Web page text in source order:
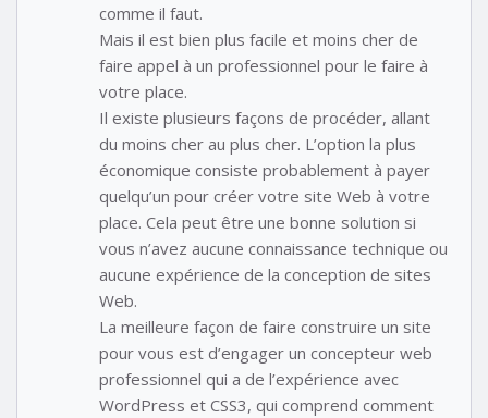
comme il faut.
Mais il est bien plus facile et moins cher de
faire appel à un professionnel pour le faire à
votre place.
Il existe plusieurs façons de procéder, allant
du moins cher au plus cher. L’option la plus
économique consiste probablement à payer
quelqu’un pour créer votre site Web à votre
place. Cela peut être une bonne solution si
vous n’avez aucune connaissance technique ou
aucune expérience de la conception de sites
Web.
La meilleure façon de faire construire un site
pour vous est d’engager un concepteur web
professionnel qui a de l’expérience avec
WordPress et CSS3, qui comprend comment